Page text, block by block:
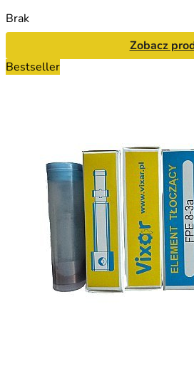
Brak
Zobacz
Bestseller